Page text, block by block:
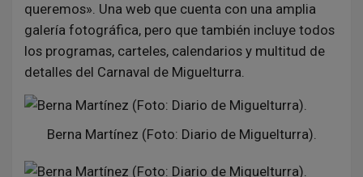
queremos». Una web que cuenta con una amplia
galería fotográfica, pero que también incluye todos
los programas, carteles, calendarios y multitud de
detalles del Carnaval de Miguelturra.
Berna Martínez (Foto: Diario de Miguelturra).